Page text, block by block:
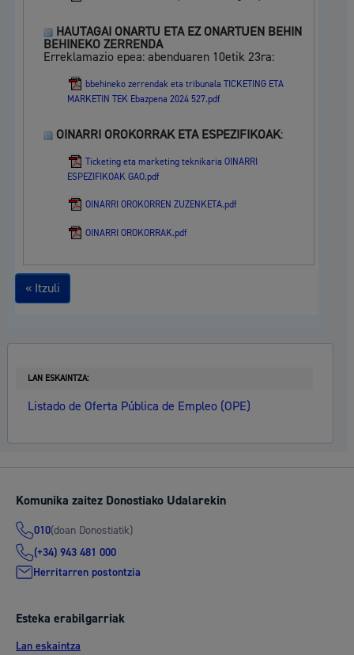
HAUTAGAI ONARTU ETA EZ ONARTUEN BEHIN
BEHINEKO ZERRENDA
Erreklamazio epea: abenduaren 10etik 23ra:
bbehineko zerrendak eta tribunala TICKETING ETA
MARKETIN TEK Ebazpena 2024 527.pdf
OINARRI OROKORRAK ETA ESPEZIFIKOAK:
Ticketing eta marketing teknikaria OINARRI
ESPEZIFIKOAK GAO.pdf
OINARRI OROKORREN ZUZENKETA.pdf
OINARRI OROKORRAK.pdf
« Itzuli
LAN ESKAINTZA:
Listado de Oferta Pública de Empleo (OPE)
Komunika zaitez Donostiako Udalarekin
010(doan Donostiatik)
(+34) 943 481 000
Herritarren postontzia
Esteka erabilgarriak
Lan eskaintza